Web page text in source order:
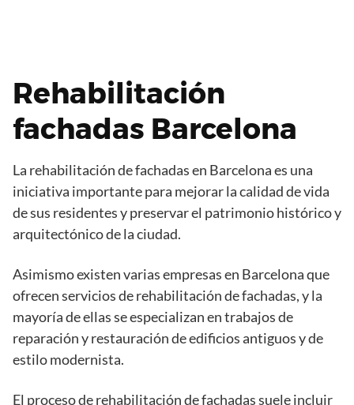
Rehabilitación
fachadas Barcelona
La rehabilitación de fachadas en Barcelona es una
iniciativa importante para mejorar la calidad de vida
de sus residentes y preservar el patrimonio histórico y
arquitectónico de la ciudad.
Asimismo existen varias empresas en Barcelona que
ofrecen servicios de rehabilitación de fachadas, y la
mayoría de ellas se especializan en trabajos de
reparación y restauración de edificios antiguos y de
estilo modernista.
El proceso de rehabilitación de fachadas suele incluir